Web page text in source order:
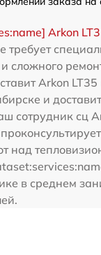
Arkon
требует
сложного
Arkon
и
сотрудник сц
над
в среднем